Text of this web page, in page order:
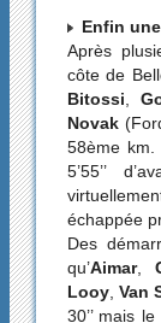
Enfin
Après
côte de
Bitossi,
Novak
58ème
5’55’’
échappée
Des
qu’Aimar,
Looy, Van
30’’ mais